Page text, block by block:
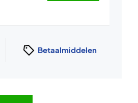
Betaalmiddelen